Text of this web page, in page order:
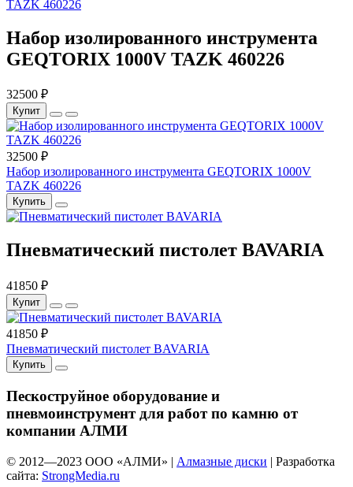
Набор изолированного инструмента
GEQTORIX 1000V TAZK 460226
32500 ₽
Купит
32500 ₽
Набор изолированного инструмента GEQTORIX 1000V
TAZK 460226
Купить
Пневматический пистолет BAVARIA
41850 ₽
Купит
41850 ₽
Пневматический пистолет BAVARIA
Купить
Пескоструйное оборудование и
пневмоинструмент для работ по камню от
компании АЛМИ
© 2012—2023 ООО «АЛМИ» | Алмазные диски | Разработка
сайта: StrongMedia.ru